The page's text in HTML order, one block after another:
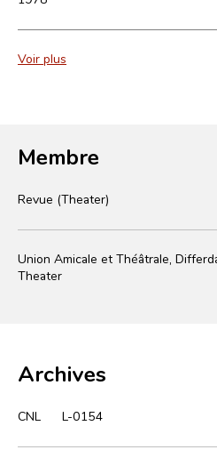
Voir plus
Membre
Revue (Theater)
Union Amicale et Théâtrale,
Theater
Archives
CNL L-0154